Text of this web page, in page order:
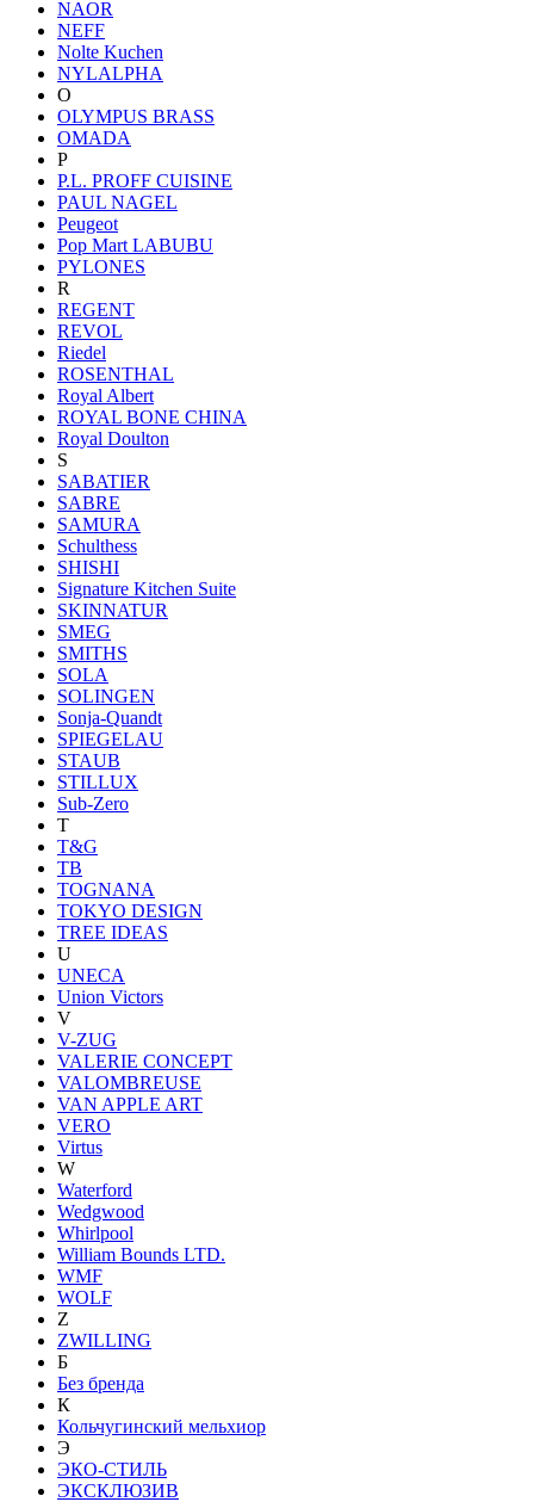
NAOR
NEFF
Nolte Kuchen
NYLALPHA
O
OLYMPUS BRASS
OMADA
P
P.L. PROFF CUISINE
PAUL NAGEL
Peugeot
Pop Mart LABUBU
PYLONES
R
REGENT
REVOL
Riedel
ROSENTHAL
Royal Albert
ROYAL BONE CHINA
Royal Doulton
S
SABATIER
SABRE
SAMURA
Schulthess
SHISHI
Signature Kitchen Suite
SKINNATUR
SMEG
SMITHS
SOLA
SOLINGEN
Sonja-Quandt
SPIEGELAU
STAUB
STILLUX
Sub-Zero
T
T&G
TB
TOGNANA
TOKYO DESIGN
TREE IDEAS
U
UNECA
Union Victors
V
V-ZUG
VALERIE CONCEPT
VALOMBREUSE
VAN APPLE ART
VERO
Virtus
W
Waterford
Wedgwood
Whirlpool
William Bounds LTD.
WMF
WOLF
Z
ZWILLING
Б
Без бренда
К
Кольчугинский мельхиор
Э
ЭКО-СТИЛЬ
ЭКСКЛЮЗИВ